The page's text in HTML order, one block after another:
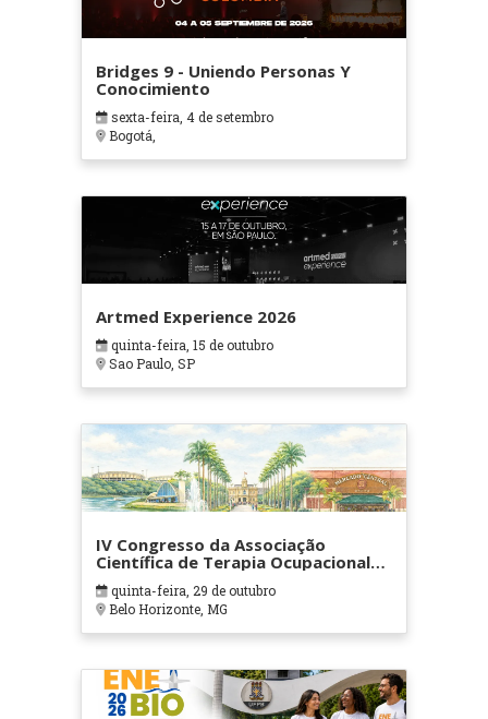
Bridges 9 - Uniendo Personas Y
Conocimiento
sexta-feira, 4 de setembro
Bogotá,
Artmed Experience 2026
quinta-feira, 15 de outubro
Sao Paulo, SP
IV Congresso da Associação
Científica de Terapia Ocupacional
em Contextos Hospitalares e
Cuidados Paliativos - ATOHOSP
quinta-feira, 29 de outubro
Belo Horizonte, MG